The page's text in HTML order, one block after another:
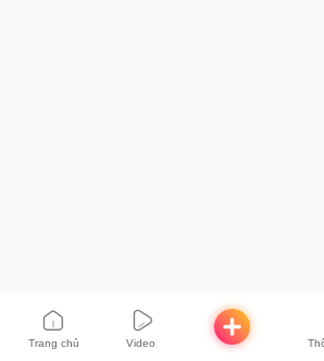
Trang chủ Video